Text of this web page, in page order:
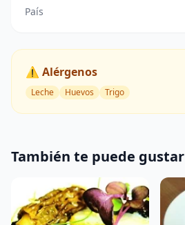
País
⚠️ Alérgenos
Leche Huevos Trigo
También te puede gustar